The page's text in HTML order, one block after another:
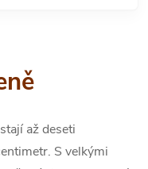
až deseti
S velkými